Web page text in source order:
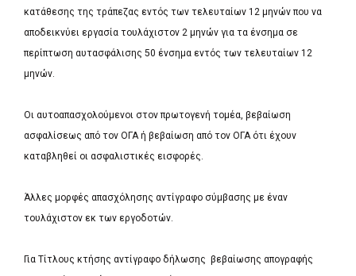
κατάθεσης της τράπεζας εντός των τελευταίων 12 μηνών που να
αποδεικνύει εργασία τουλάχιστον 2 μηνών για τα ένσημα σε
περίπτωση αυτασφάλισης 50 ένσημα εντός των τελευταίων 12
μηνών.
Οι αυτοαπασχολούμενοι στον πρωτογενή τομέα, βεβαίωση
ασφαλίσεως από τον ΟΓΑ ή βεβαίωση από τον ΟΓΑ ότι έχουν
καταβληθεί οι ασφαλιστικές εισφορές.
Άλλες μορφές απασχόλησης αντίγραφο σύμβασης με έναν
τουλάχιστον εκ των εργοδοτών.
Για Τίτλους κτήσης αντίγραφο δήλωσης βεβαίωσης απογραφής